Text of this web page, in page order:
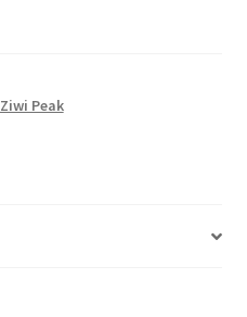
Ziwi Peak